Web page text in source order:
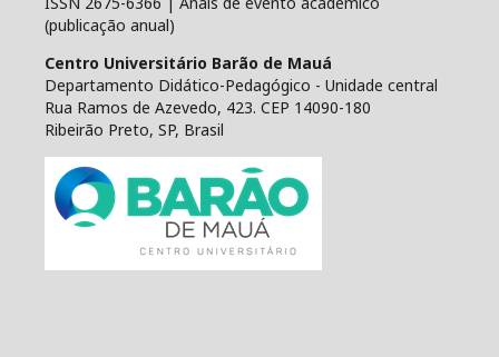
(publicação anual)
Centro Universitário Barão de Mauá
Departamento Didático-Pedagógico - Unidade central
Rua Ramos de Azevedo, 423. CEP 14090-180
Ribeirão Preto, SP, Brasil